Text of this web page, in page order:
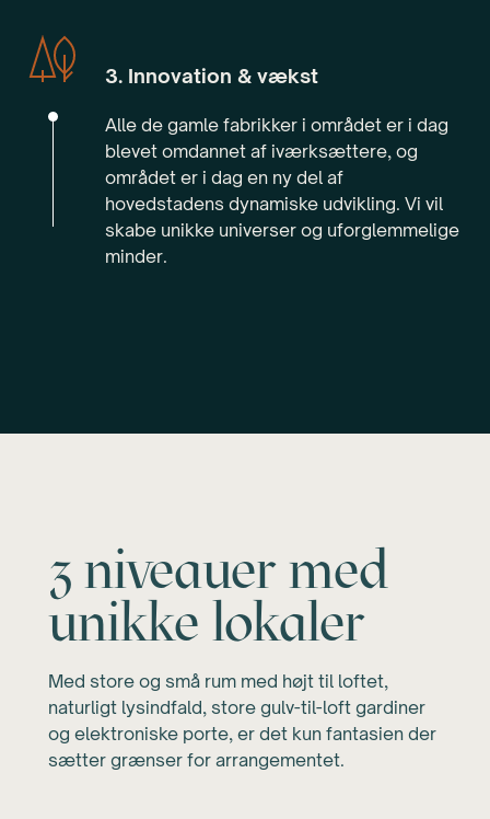
Skab dit univers
The Plant udgør et unikt og fleksibelt venue,
3. Innovation & vækst
Alle de gamle fabrikker i området er i dag
blevet omdannet af iværksættere, og
området er i dag en ny del af
hovedstadens dynamiske udvikling. Vi vil
skabe unikke universer og uforglemmelige
minder.
3 niveauer med
unikke lokaler
Med store og små rum med højt til loftet,
naturligt lysindfald, store gulv-til-loft gardiner
og elektroniske porte, er det kun fantasien der
sætter grænser for arrangementet.